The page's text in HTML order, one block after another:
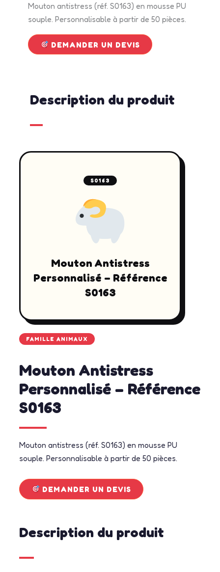
Mouton antistress (réf. S0163) en mousse PU
souple. Personnalisable à partir de 50 pièces.
DEMANDER UN DEVIS
Description du produit
S0163
Mouton Antistress
Personnalisé – Référence
S0163
FAMILLE ANIMAUX
Mouton Antistress
Personnalisé – Référence
S0163
Mouton antistress (réf. S0163) en mousse PU
souple. Personnalisable à partir de 50 pièces.
DEMANDER UN DEVIS
Description du produit